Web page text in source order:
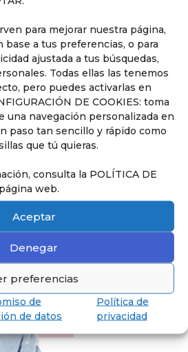
para mejorar nuestra página,
base a tus preferencias, o para
ajustada a tus búsquedas,
Todas ellas las tenemos
pero puedes activarlas en
DE COOKIES: toma
una navegación personalizada en
paso tan sencillo y rápido como
que tú quieras.
consulta la POLÍTICA DE
web.
Aceptar
Denegar
preferencias
de
de datos
Política de
privacidad
Descubrir
servicios que